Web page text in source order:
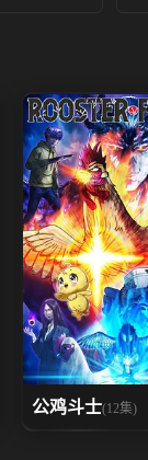
公鸡斗士(12集)